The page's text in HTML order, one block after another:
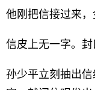
他刚把信接过来，
信皮上无一字。封
孙少平立刻抽出